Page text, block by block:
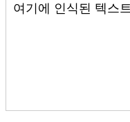
여기에 인식된 텍스